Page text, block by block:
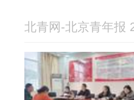
北青网-北京青年报